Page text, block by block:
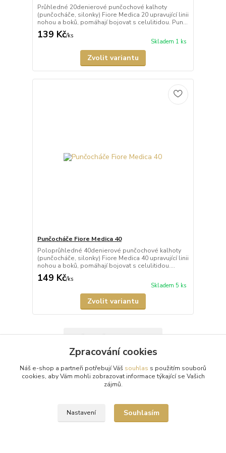
Průhledné 20denierové punčochové kalhoty
(punčocháče, silonky) Fiore Medica 20 upravující linii
nohou a boků, pomáhají bojovat s celulitidou. Pun...
139 Kč/ks
Skladem 1 ks
Zvolit variantu
Punčocháče Fiore Medica 40
Poloprůhledné 40denierové punčochové kalhoty
(punčocháče, silonky) Fiore Medica 40 upravující linii
nohou a boků, pomáhají bojovat s celulitidou....
149 Kč/ks
Skladem 5 ks
Zvolit variantu
Načíst další produkty (6)
strana z 2 další
Zpracování cookies
Náš e-shop a partneři potřebují Váš souhlas s použitím souborů
cookies, aby Vám mohli zobrazovat informace týkající se Vašich
zájmů.
Nastavení Souhlasím